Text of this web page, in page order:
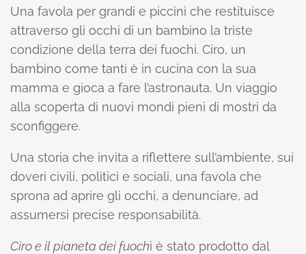
Una favola per grandi e piccini che restituisce
attraverso gli occhi di un bambino la triste
condizione della terra dei fuochi. Ciro, un
bambino come tanti è in cucina con la sua
mamma e gioca a fare l’astronauta. Un viaggio
alla scoperta di nuovi mondi pieni di mostri da
sconfiggere.
Una storia che invita a riflettere sull’ambiente, sui
doveri civili, politici e sociali, una favola che
sprona ad aprire gli occhi, a denunciare, ad
assumersi precise responsabilità.
Ciro e il pianeta dei fuochi è stato prodotto dal